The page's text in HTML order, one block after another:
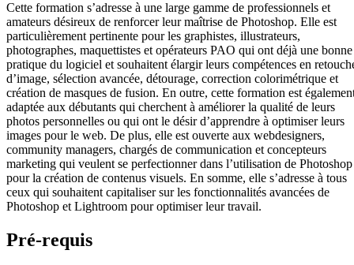
Cette formation s’adresse à une large gamme de professionnels et
amateurs désireux de renforcer leur maîtrise de Photoshop. Elle est
particulièrement pertinente pour les graphistes, illustrateurs,
photographes, maquettistes et opérateurs PAO qui ont déjà une bonne
pratique du logiciel et souhaitent élargir leurs compétences en
d’image, sélection avancée, détourage, correction colorimétrique et
création de masques de fusion. En outre, cette formation est
adaptée aux débutants qui cherchent à améliorer la qualité de leurs
photos personnelles ou qui ont le désir d’apprendre à optimiser leurs
images pour le web. De plus, elle est ouverte aux webdesigners,
community managers, chargés de communication et concepteurs
marketing qui veulent se perfectionner dans l’utilisation de Photoshop
pour la création de contenus visuels. En somme, elle s’adresse à tous
ceux qui souhaitent capitaliser sur les fonctionnalités avancées de
Photoshop et Lightroom pour optimiser leur travail.
Pré-requis